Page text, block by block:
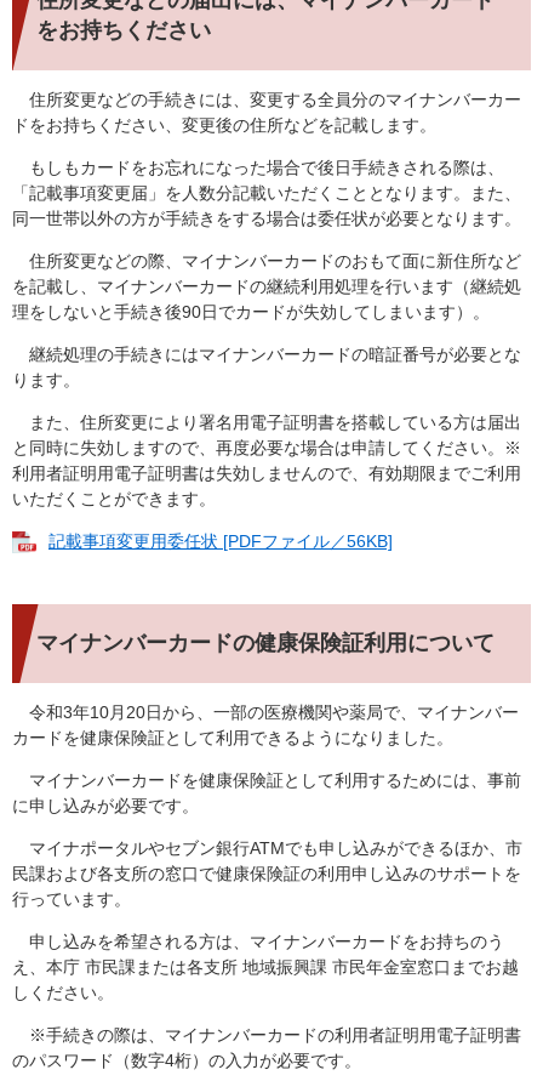
をお持ちください
住所変更などの手続きには、変更する全員分のマイナンバーカー
ドをお持ちください、変更後の住所などを記載します。
もしもカードをお忘れになった場合で後日手続きされる際は、
「記載事項変更届」を人数分記載いただくこととなります。また、
同一世帯以外の方が手続きをする場合は委任状が必要となります。
住所変更などの際、マイナンバーカードのおもて面に新住所など
を記載し、マイナンバーカードの継続利用処理を行います（継続処
理をしないと手続き後90日でカードが失効してしまいます）。
継続処理の手続きにはマイナンバーカードの暗証番号が必要とな
ります。
また、住所変更により署名用電子証明書を搭載している方は届出
と同時に失効しますので、再度必要な場合は申請してください。※
利用者証明用電子証明書は失効しませんので、有効期限までご利用
いただくことができます。
記載事項変更用委任状 [PDFファイル／56KB]
マイナンバーカードの健康保険証利用について
令和3年10月20日から、一部の医療機関や薬局で、マイナンバー
カードを健康保険証として利用できるようになりました。
マイナンバーカードを健康保険証として利用するためには、事前
に申し込みが必要です。
マイナポータルやセブン銀行ATMでも申し込みができるほか、市
民課および各支所の窓口で健康保険証の利用申し込みのサポートを
行っています。
申し込みを希望される方は、マイナンバーカードをお持ちのう
え、本庁 市民課または各支所 地域振興課 市民年金室窓口までお越
しください。
※手続きの際は、マイナンバーカードの利用者証明用電子証明書
のパスワード（数字4桁）の入力が必要です。